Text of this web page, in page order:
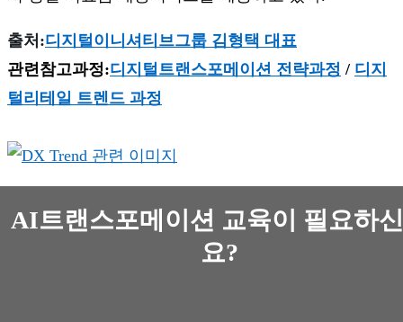
출처:디지털이니셔티브그룹 김형택 대표
관련참고과정:디지털트랜스포메이션 전략과정 / 디지
털리테일 트렌드 과정
AI트랜스포메이션 교육이 필요하
요?